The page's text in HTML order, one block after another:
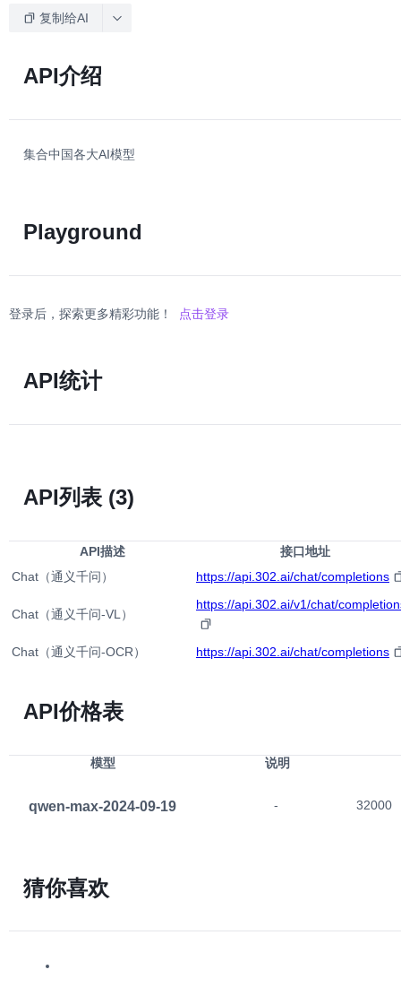
复制给AI
API介绍
集合中国各大AI模型
Playground
登录后，探索更多精彩功能！ 点击登录
API统计
API列表 (3)
API描述
接口地址
Chat（通义千问）
https://api.302.ai/chat/completions
Chat（通义千问-VL）
https://api.302.ai/v1/chat/
Chat（通义千问-OCR） https://api.302.ai/chat/completions
API价格表
模型 说明
qwen-max-2024-09-19 - 32000
猜你喜欢